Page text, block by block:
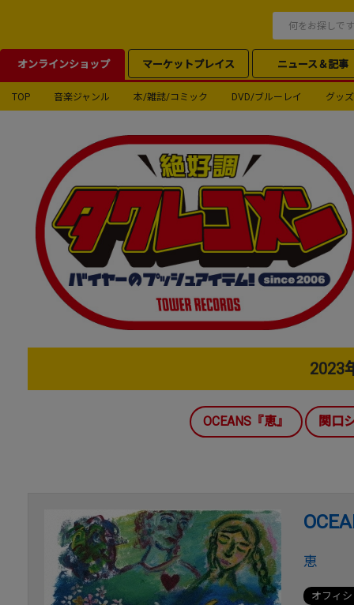
オンラインショップ マーケットプレイス ニュース＆記事
TOP 音楽ジャンル 本/雑誌/コミック DVD/ブルーレイ グッズ
2023
OCEANS『恵』 関口
恵
オフィ